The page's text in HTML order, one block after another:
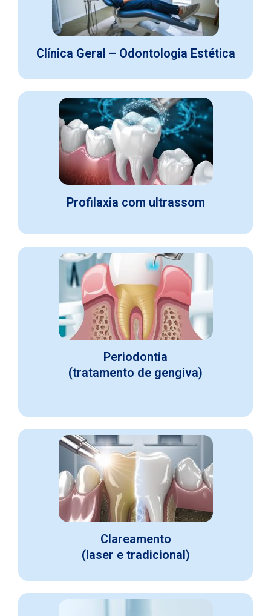
Clínica Geral – Odontologia Estética
Profilaxia com ultrassom
Periodontia
(tratamento de gengiva)
Clareamento
(laser e tradicional)